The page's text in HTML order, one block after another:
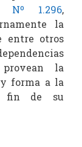
Nº 1.296,
la
entre otros
la
forma a la
de su